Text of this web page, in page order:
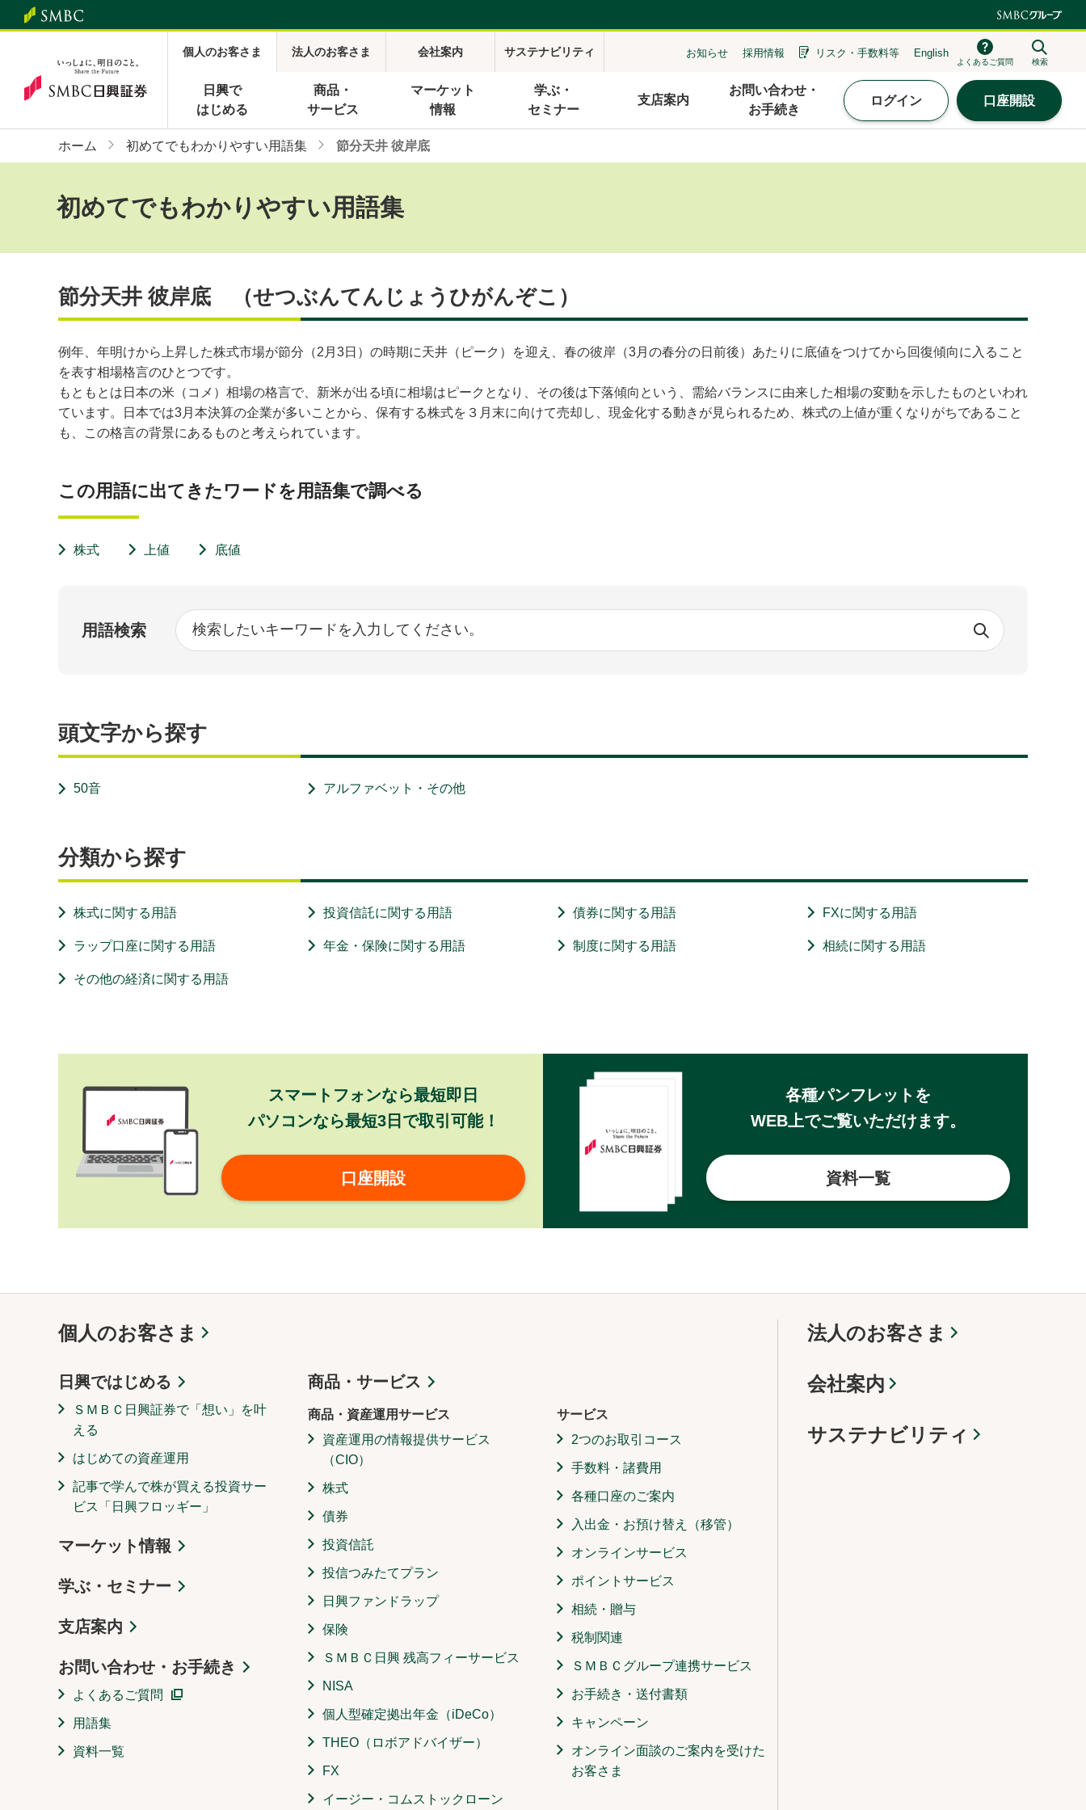
個人のお客さま 法人のお客さま 会社案内 サステナビリティ お知らせ 採用情報 リスク・ 手数料等 English
よくあるご質問 検索
日興で
はじめる
商品・
サービス
マーケット
情報
学ぶ・
セミナー
支店案内
お問い合わせ・
お手続き
ログイン 口座開設
ホーム 初めてでもわかりやすい用語集 節分天井 彼岸底
初めてでもわかりやすい用語集
節分天井 彼岸底 （せつぶんてんじょうひがんぞこ）
例年、年明けから上昇した株式市場が節分（2月3日）の時期に天井（ピーク）を迎え、春の彼岸（3月の春分の日前後）あたりに底値をつけてから回復傾向に入ること
を表す相場格言のひとつです。
もともとは日本の米（コメ）相場の格言で、新米が出る頃に相場はピークとなり、その後は下落傾向という、需給バランスに由来した相場の変動を示したものといわれ
ています。日本では3月本決算の企業が多いことから、保有する株式を３月末に向けて売却し、現金化する動きが見られるため、株式の上値が重くなりがちであること
も、この格言の背景にあるものと考えられています。
この用語に出てきたワードを用語集で調べる
株式 上値 底値
用語検索
頭文字から探す
50音 アルファベット・その他
分類から探す
株式に関する用語 投資信託に関する用語 債券に関する用語 FXに関する用語
ラップ口座に関する用語 年金・保険に関する用語 制度に関する用語 相続に関する用語
その他の経済に関する用語
スマートフォンなら最短即日
パソコンなら最短3日で取引可能！
口座開設
各種パンフレットを
WEB上でご覧いただけます。
資料一覧
個人のお客さま
日興ではじめる
ＳＭＢＣ日興証券で「想い」を叶
える
はじめての資産運用
記事で学んで株が買える投資サー
ビス「日興フロッギー」
マーケット情報
学ぶ・セミナー
支店案内
お問い合わせ・お手続き
よくあるご質問
用語集
資料一覧
商品・サービス
商品・資産運用サービス
資産運用の情報提供サービス
（CIO）
株式
債券
投資信託
投信つみたてプラン
日興ファンドラップ
保険
ＳＭＢＣ日興 残高フィーサービス
NISA
個人型確定拠出年金（iDeCo）
THEO（ロボアドバイザー）
FX
イージー・コムストックローン
サービス
2つのお取引コース
手数料・諸費用
各種口座のご案内
入出金・お預け替え（移管）
オンラインサービス
ポイントサービス
相続・贈与
税制関連
ＳＭＢＣグループ連携サービス
お手続き・送付書類
キャンペーン
オンライン面談のご案内を受けた
お客さま
法人のお客さま
会社案内
サステナビリティ